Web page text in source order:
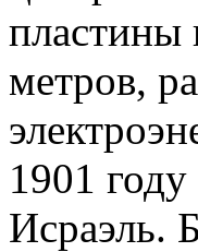
пластины
метров,
1901
Исраэль.